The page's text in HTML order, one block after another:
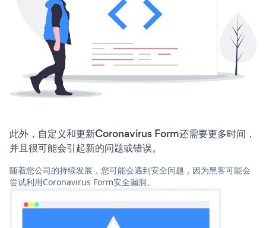
此外，自定义和更新Coronavirus Form还需要更多时间，
并且很可能会引起新的问题或错误。
随着您公司的持续发展，您可能会遇到安全问题，因为黑客可能会
尝试利用Coronavirus Form安全漏洞。